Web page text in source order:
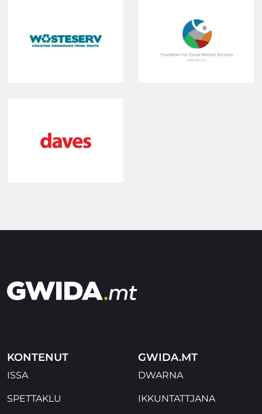
KONTENUT
ISSA
SPETTAKLU
GWIDA.MT
DWARNA
IKKUNTATTJANA